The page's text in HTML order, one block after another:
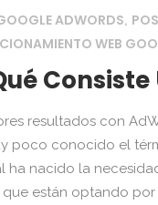
ADWORDS,
WEB
resultados con
poco conocido el
nacido la
están optando